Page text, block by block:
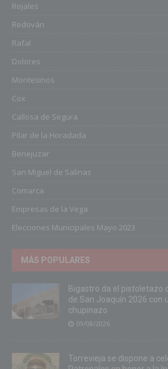
Rojales
Redován
Rafal
Dolores
Montesinos
Cox
Callosa de Segura
Pilar de la Horadada
Benejuzar
San Miguel de Salinas
Comarca
Empresas de la Vega
Elecciones Municipales Mayo 2023
MÁS POPULARES
Bigastro da el pistoletazo
de San Joaquín 2026 con
chupinazo
09/08/2026
Torrevieja se dispone a